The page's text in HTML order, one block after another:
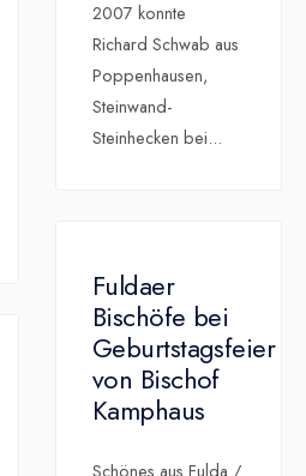
2007 konnte
Richard Schwab aus
Poppenhausen,
Steinwand-
Steinhecken bei...
Fuldaer
Bischöfe bei
Geburtstagsfeier
von Bischof
Kamphaus